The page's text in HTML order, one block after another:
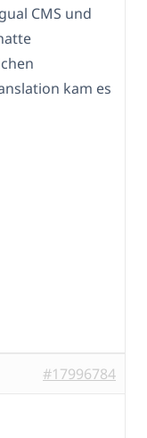
CMS und
kam es
#17996784